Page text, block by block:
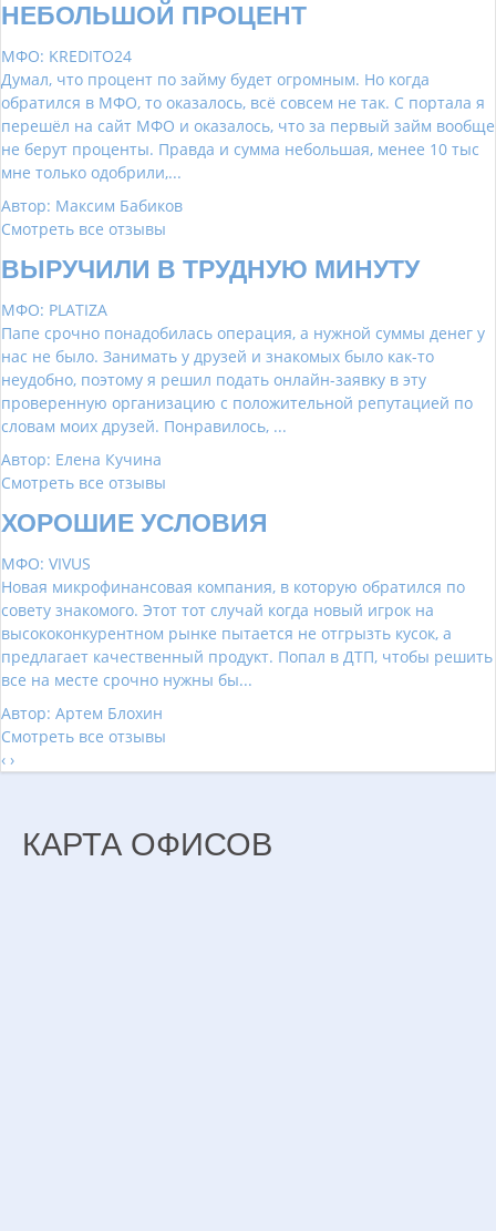
НЕБОЛЬШОЙ ПРОЦЕНТ
МФО: KREDITO24
Думал, что процент по займу будет огромным. Но когда
обратился в МФО, то оказалось, всё совсем не так. С портала я
перешёл на сайт МФО и оказалось, что за первый займ вообще
не берут проценты. Правда и сумма небольшая, менее 10 тыс
мне только одобрили,...
Автор: Максим Бабиков
Смотреть все отзывы
ВЫРУЧИЛИ В ТРУДНУЮ МИНУТУ
МФО: PLATIZA
Папе срочно понадобилась операция, а нужной суммы денег у
нас не было. Занимать у друзей и знакомых было как-то
неудобно, поэтому я решил подать онлайн-заявку в эту
проверенную организацию с положительной репутацией по
словам моих друзей. Понравилось, ...
Автор: Елена Кучина
Смотреть все отзывы
ХОРОШИЕ УСЛОВИЯ
МФО: VIVUS
Новая микрофинансовая компания, в которую обратился по
совету знакомого. Этот тот случай когда новый игрок на
высококонкурентном рынке пытается не отгрызть кусок, а
предлагает качественный продукт. Попал в ДТП, чтобы решить
все на месте срочно нужны бы...
Автор: Артем Блохин
Смотреть все отзывы
‹ ›
КАРТА ОФИСОВ